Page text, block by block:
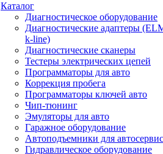
Каталог
Диагностическое оборудование
Диагностические адаптеры
k-line)
Диагностические сканеры
Тестеры электрических цепей
Программаторы для авто
Коррекция пробега
Программаторы ключей авто
Чип-тюнинг
Эмуляторы для авто
Гаражное оборудование
Автоподъемники для
Гидравлическое оборудование